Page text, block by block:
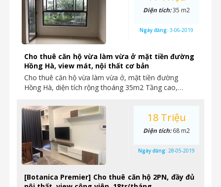
Cho thuê căn hộ vừa làm vừa ở mặt tiền đường
Hồng Hà, view mát, nội thất cơ bản
Cho thuê căn hộ vừa làm vừa ở, mặt tiền đường
Hồng Hà, diện tích rộng thoáng 35m2 Tầng cao,…
Diện tích:35 m2
Ngày đăng: 3-06-2019
[Botanica Premier] Cho thuê căn hộ 2PN, đầy đủ
18 Triệu
Diện tích:68 m2
Ngày đăng: 28-05-2019